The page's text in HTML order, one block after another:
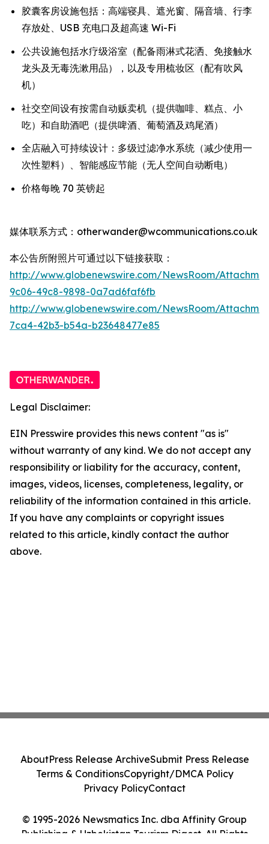
胶囊客房设施包括：高端寝具、遮光窗、隔音墙、行李
存放处、USB 充电口及超高速 Wi-Fi
公共设施包括水疗级浴室（配备雨淋式花洒、免接触水
龙头及无毒洗漱用品），以及专用梳妆区（配有吹风
机）
社交空间设有按需自动贩卖机（提供咖啡、糕点、小
吃）和自助酒吧（提供啤酒、葡萄酒及鸡尾酒）
全店融入可持续设计：多级过滤净水系统（减少使用一
次性塑料）、智能感应节能（无人空间自动断电）
价格每晚 70 英镑起
媒体联系方式：otherwander@wcommunications.co.uk
本公告所附照片可通过以下链接获取：
http://www.globenewswire.com/NewsRoom/
9c06-49c8-9898-0a7ad6faf6fb
http://www.globenewswire.com/NewsRoom/
7ca4-42b3-b54a-b23648477e85
Legal Disclaimer:
EIN Presswire provides this news content "as is"
without warranty of any kind. We do not accept any
responsibility or liability for the accuracy, content,
images, videos, licenses, completeness, legality, or
reliability of the information contained in this article.
If you have any complaints or copyright issues
related to this article, kindly contact the author
above.
© 1995-2026 Newsmatics Inc. dba Affinity Group
Publishing & Uzbekistan Tourism Digest. All Rights
AboutPress Release ArchiveSubmit Press Release
Terms & ConditionsCopyright/DMCA Policy
Privacy PolicyContact